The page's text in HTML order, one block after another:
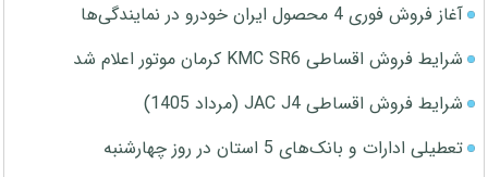
آغاز فروش فوری 4 محصول ایران خودرو در نمایندگی‌ها
شرایط فروش اقساطی KMC SR6 کرمان موتور اعلام شد
شرایط فروش اقساطی JAC J4 (مرداد 1405)
تعطیلی ادارات و بانک‌های 5 استان در روز چهارشنبه